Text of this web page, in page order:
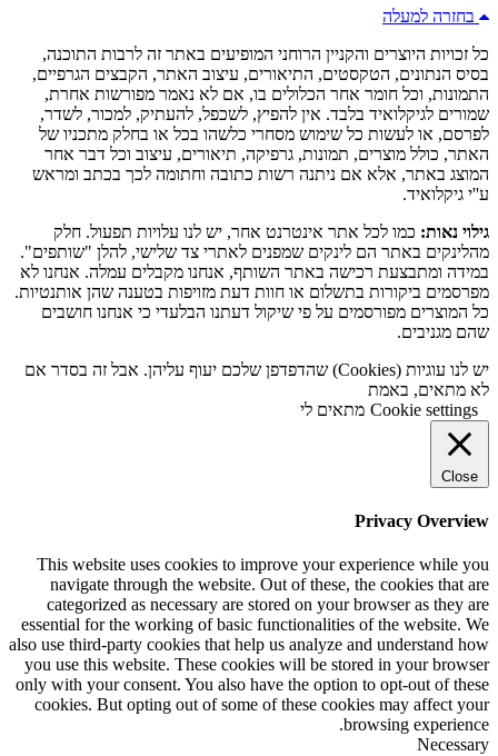
בחזרה למעלה
כל זכויות היוצרים והקניין הרוחני המופיעים באתר זה לרבות התוכנה,
בסיס הנתונים, הטקסטים, התיאורים, עיצוב האתר, הקבצים הגרפיים,
התמונות, וכל חומר אחר הכלולים בו, אם לא נאמר מפורשות אחרת,
שמורים לגיקלואיד בלבד. אין להפיץ, לשכפל, להעתיק, למכור, לשדר,
לפרסם, או לעשות כל שימוש מסחרי כלשהו בכל או בחלק מתכניו של
האתר, כולל מוצרים, תמונות, גרפיקה, תיאורים, עיצוב וכל דבר אחר
המוצג באתר, אלא אם ניתנה רשות כתובה וחתומה לכך בכתב ומראש
ע''י גיקלואיד.
גילוי נאות: כמו לכל אתר אינטרנט אחר, יש לנו עלויות תפעול. חלק
מהלינקים באתר הם לינקים שמפנים לאתרי צד שלישי, להלן "שותפים".
במידה ומתבצעת רכישה באתר השותף, אנחנו מקבלים עמלה. אנחנו לא
מפרסמים ביקורות בתשלום או חוות דעת מזויפות בטענה שהן אותנטיות.
כל המוצרים מפורסמים על פי שיקול דעתנו הבלעדי כי אנחנו חושבים
שהם מגניבים.
יש לנו עוגיות (Cookies) שהדפדפן שלכם יעוף עליהן. אבל זה בסדר אם
לא מתאים, באמת
Cookie settings מתאים לי
Close
Privacy Overview
This website uses cookies to improve your experience while you
navigate through the website. Out of these, the cookies that are
categorized as necessary are stored on your browser as they are
essential for the working of basic functionalities of the website. We
also use third-party cookies that help us analyze and understand how
you use this website. These cookies will be stored in your browser
only with your consent. You also have the option to opt-out of these
cookies. But opting out of some of these cookies may affect your
browsing experience.
Necessary